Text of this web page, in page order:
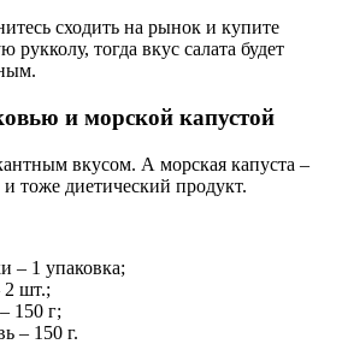
сходить на рынок и купите
тогда вкус салата будет
и морской капустой
вкусом. А морская капуста –
тоже диетический продукт.
– 1 упаковка;
2 шт.;
150 г;
– 150 г.